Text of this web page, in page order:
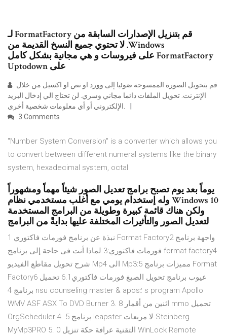
‫قم بتنزيل الإصدارات السابقة من FormatFactory لـ
Windows. لا تحتوي جميع النسخ القديمة من
FormatFactory على فيروسات و هي مجانية بشكل كامل
على Uptodown
الإنترنت. تحويل الملفات دائما مجاني وسري. لن تحتاج الي إدخال البريد
الإلكتروني أو أي معلومات شخصية أخرى.
3 Comments
"Number System Conversion" is a converter which allows you
to convert between different numeral systems like the binary
system, hexadecimal system, octal
يوماً بعد يوم تصبح برامج تعديل الصور شيئاً مهماً ومشهوراً
وله إستخدام يومي مع أغلب مستخدمي نظام Windows 10
ولكن هناك قائمة كبيرة وطويلة من البرامج المستخدمة
لتعديل الصور والتأثيرات المختلفة عليها بدايةً من البرامج
1 نبذة عن برنامج فورمات فاكتوري Format Factory2 واجهة برنامج
فورمات فاكتوري:3 لماذا أنت فى حاجة إلى برنامج format factory4
شرح تحويل مقاطع الفيديو Mp4 الى Mp3:5 مميزات برنامج Format
Factory6 عيوب برنامج تحويل الصيغ فورمات فاكتوري6.1 تحميل
برنامج 4 nsu counseling master & apos؛ s program Apollo
WMV ASF ASX To DVD Burner 3. 8 اثنين من أقمار mmo تحميل
OrgScheduler 4. 5 برنامج leapster لا مربعات Steinberg
MyMp3PRO 5. 0 التقنية عرافة حكة تنزيل WinLock Remote